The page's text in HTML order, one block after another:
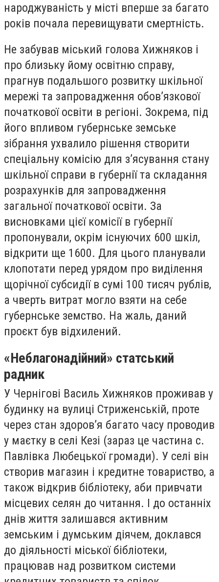
народжуваність у місті вперше за багато
років почала перевищувати смертність.
Не забував міський голова Хижняков і
про близьку йому освітню справу,
прагнув подальшого розвитку шкільної
мережі та запровадження обов’язкової
початкової освіти в регіоні. Зокрема, під
його впливом губернське земське
зібрання ухвалило рішення створити
спеціальну комісію для з’ясування стану
шкільної справи в губернії та складання
розрахунків для запровадження
загальної початкової освіти. За
висновками цієї комісії в губернії
пропонували, окрім існуючих 600 шкіл,
відкрити ще 1600. Для цього планували
клопотати перед урядом про виділення
щорічної субсидії в сумі 100 тисяч рублів,
а чверть витрат могло взяти на себе
губернське земство. На жаль, даний
проєкт був відхилений.
«Неблагонадійний» статський
радник
У Чернігові Василь Хижняков проживав у
будинку на вулиці Стриженській, проте
через стан здоров’я багато часу проводив
у маєтку в селі Кезі (зараз це частина с.
Павлівка Любецької громади). У селі він
створив магазин і кредитне товариство, а
також відкрив бібліотеку, аби привчати
місцевих селян до читання. І до останніх
днів життя залишався активним
земським і думським діячем, доклався
до діяльності міської бібліотеки,
працював над розвитком системи